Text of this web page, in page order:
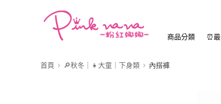
商品分類 ⏰
首頁 🔎秋冬｜👧大童｜下身類 內搭褲